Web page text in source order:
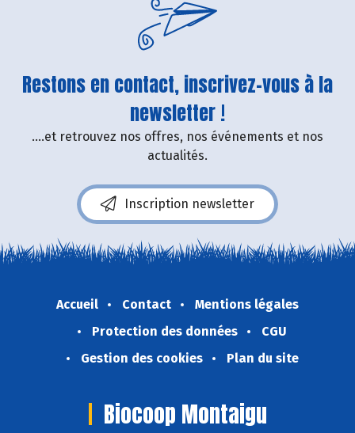
Restons en contact, inscrivez-vous à la
newsletter !
....et retrouvez nos offres, nos événements et nos
actualités.
Inscription newsletter
Accueil Contact
Mentions légales
Protection des données
CGU
Gestion des cookies
Plan du site
Biocoop Montaigu